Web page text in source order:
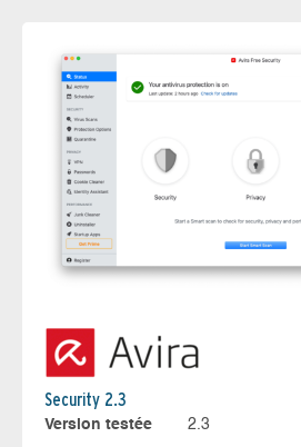
Security 2.3
Version testée
2.3